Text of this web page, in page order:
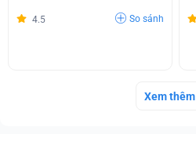
4.5 So sánh
Xem thêm